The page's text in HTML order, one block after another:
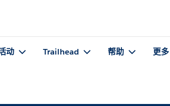
动 Trailhead 帮助 更多